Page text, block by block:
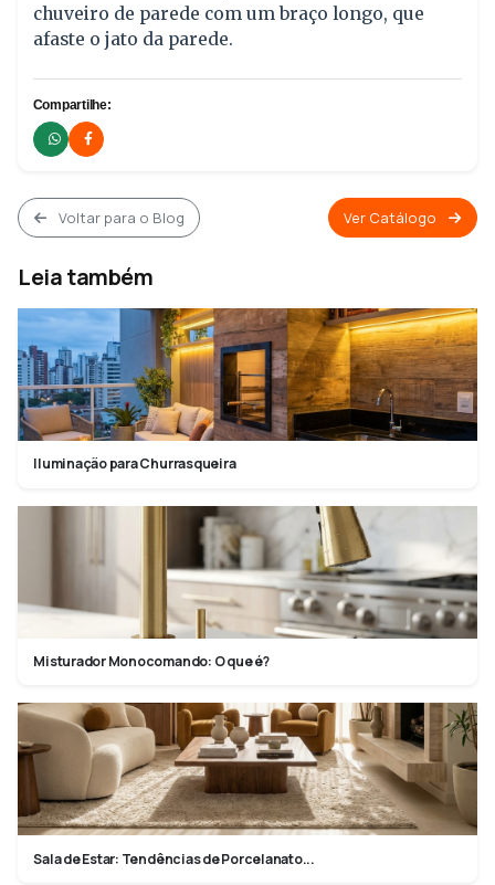
chuveiro de parede com um braço longo, que
afaste o jato da parede.
Compartilhe:
Voltar para o Blog Ver Catálogo
Leia também
Iluminação para Churrasqueira
Misturador Monocomando: O que é?
Sala de Estar: Tendências de Porcelanato...